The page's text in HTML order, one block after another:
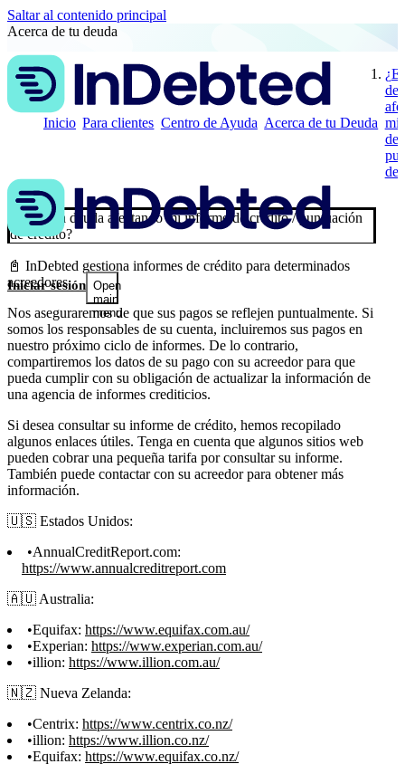
Saltar al contenido principal
Iniciar sesión Open
main
menu
Acerca de tu deuda
Inicio Para clientes Centro de Ayuda Acerca de tu Deuda mi
de
de
¿Está esta deuda afectando mi informe de crédito / puntuación
de crédito?
📓 InDebted gestiona informes de crédito para determinados
acreedores.
Nos aseguraremos de que sus pagos se reflejen puntualmente. Si
somos los responsables de su cuenta, incluiremos sus pagos en
nuestro próximo ciclo de informes. De lo contrario,
compartiremos los datos de su pago con su acreedor para que
pueda cumplir con su obligación de actualizar la información de
una agencia de informes crediticios.
Si desea consultar su informe de crédito, hemos recopilado
algunos enlaces útiles. Tenga en cuenta que algunos sitios web
pueden cobrar una pequeña tarifa por consultar su informe.
También puede contactar con su acreedor para obtener más
información.
🇺🇸 Estados Unidos:
AnnualCreditReport.com:
https://www.annualcreditreport.com
🇦🇺 Australia:
Equifax: https://www.equifax.com.au/
Experian: https://www.experian.com.au/
illion: https://www.illion.com.au/
🇳🇿 Nueva Zelanda:
Centrix: https://www.centrix.co.nz/
illion: https://www.illion.co.nz/
Equifax: https://www.equifax.co.nz/